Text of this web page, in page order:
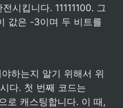
시킵니다. 11111100. 그
값은 -3이며 두 비트를
다. 첫 번째 코드는
로 캐스팅합니다. 이 때,